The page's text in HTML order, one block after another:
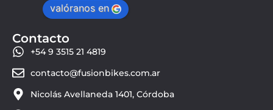
valóranos en
Contacto
+54 9 3515 21 4819
contacto@fusionbikes.com.ar
Nicolás Avellaneda 1401, Córdoba